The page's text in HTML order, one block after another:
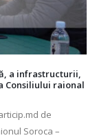
a infrastructurii,
Consiliului raional
de
Soroca –